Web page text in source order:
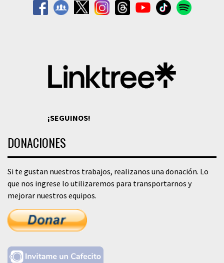
¡SEGUINOS!
DONACIONES
Si te gustan nuestros trabajos, realizanos una donación. Lo
que nos ingrese lo utilizaremos para transportarnos y
mejorar nuestros equipos.